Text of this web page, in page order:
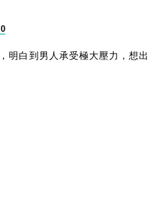
明白到男人承受極大壓力，想出